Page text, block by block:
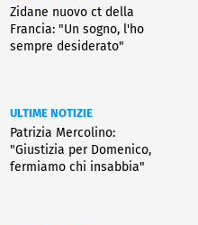
Zidane nuovo ct della
Francia: "Un sogno, l'ho
sempre desiderato"
ULTIME NOTIZIE
Patrizia Mercolino:
"Giustizia per Domenico,
fermiamo chi insabbia"